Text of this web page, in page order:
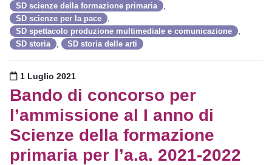
SD scienze della formazione primaria
SD scienze per la pace
SD spettacolo produzione multimediale e comunicazione
SD storia SD storia delle arti
Pubblicato il
1 Luglio 2021
Bando di concorso per
l’ammissione al I anno di
Scienze della formazione
primaria per l’a.a. 2021-2022